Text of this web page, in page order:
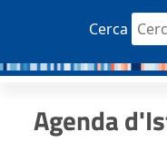
Cerca
Agenda